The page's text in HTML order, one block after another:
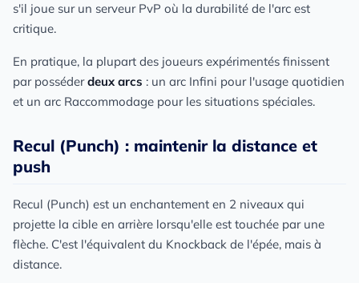
s'il joue sur un serveur PvP où la durabilité de l'arc est
critique.
En pratique, la plupart des joueurs expérimentés finissent
par posséderdeux arcs : un arc Infini pour l'usage quotidien
et un arc Raccommodage pour les situations spéciales.
Recul (Punch) : maintenir la distance et
push
Recul (Punch) est un enchantement en 2 niveaux qui
projette la cible en arrière lorsqu'elle est touchée par une
flèche. C'est l'équivalent du Knockback de l'épée, mais à
distance.